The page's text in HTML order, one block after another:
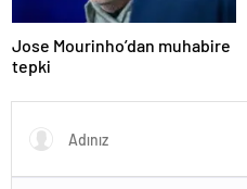
Jose Mourinho’dan muhabire
tepki